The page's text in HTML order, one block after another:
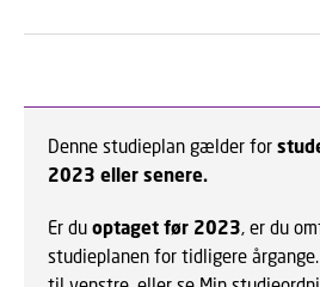
Denne studieplan gælder for
2023 eller senere.
Er du optaget før 2023, er du
studieplanen for tidligere